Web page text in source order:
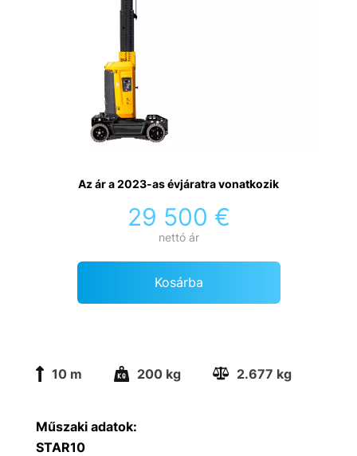
Az ár a 2023-as évjáratra vonatkozik
29 500 €
nettó ár
Kosárba
10 m 200 kg 2.677 kg
Műszaki adatok:
STAR10